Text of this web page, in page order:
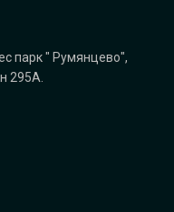
парк " Румянцево",
295A.